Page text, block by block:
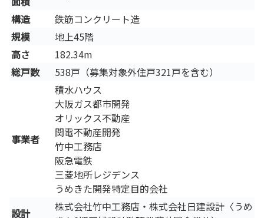
構造
鉄筋コンクリート造
規模
地上45階
高さ
182.34m
総戸数
538戸（募集対象外住戸321戸を含む）
事業者
積水ハウス
大阪ガス都市開発
オリックス不動産
関電不動産開発
竹中工務店
阪急電鉄
三菱地所レジデンス
うめきた開発特定目的会社
設計
株式会社竹中工務店・株式会社日建設計〈うめ